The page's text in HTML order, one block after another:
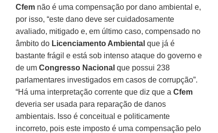
Cfem não é uma compensação por dano ambiental e,
por isso, “este dano deve ser cuidadosamente
avaliado, mitigado e, em último caso, compensado no
âmbito do Licenciamento Ambiental que já é
bastante frágil e está sob intenso ataque do governo e
de umCongresso Nacional que possui 238
parlamentares investigados em casos de corrupção”.
“Há uma interpretação corrente que diz que aCfem
deveria ser usada para reparação de danos
ambientais. Isso é conceitual e politicamente
incorreto, pois este imposto é uma compensação pelo